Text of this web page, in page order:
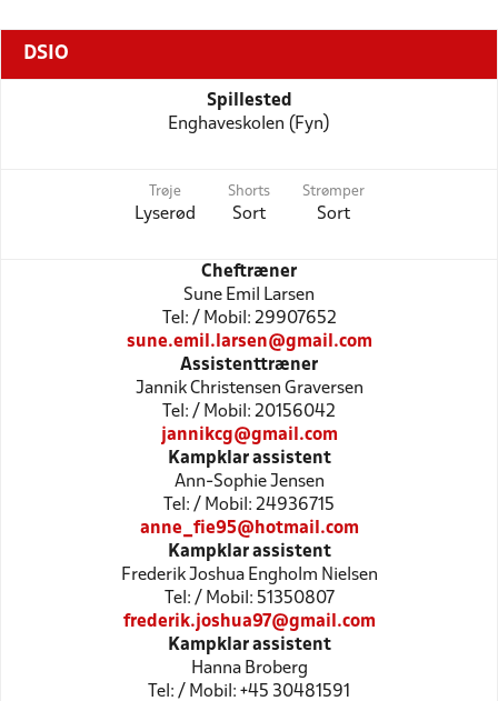
DSIO
Spillested
Enghaveskolen (Fyn)
Trøje
Lyserød
Shorts
Sort
Strømper
Sort
Cheftræner
Sune Emil Larsen
Tel: / Mobil: 29907652
sune.emil.larsen@gmail.com
Assistenttræner
Jannik Christensen Graversen
Tel: / Mobil: 20156042
jannikcg@gmail.com
Kampklar assistent
Ann-Sophie Jensen
Tel: / Mobil: 24936715
anne_fie95@hotmail.com
Kampklar assistent
Frederik Joshua Engholm Nielsen
Tel: / Mobil: 51350807
frederik.joshua97@gmail.com
Kampklar assistent
Hanna Broberg
Tel: / Mobil: +45 30481591